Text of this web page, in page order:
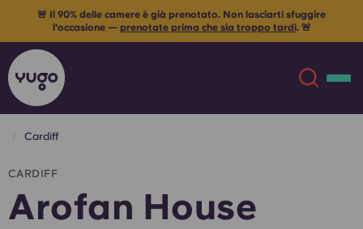
Chi siamo
Sedi English (US)
🚨 Il 90% delle camere è già prenotato. Non lasciarti sfuggire
l'occasione — prenotate prima che sia troppo tardi. 🚨
Cardiff
CARDIFF
Arofan House